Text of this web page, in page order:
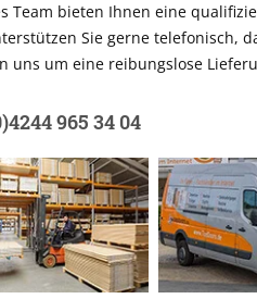
Team bieten Ihnen eine
Sie gerne telefonisch,
uns um eine reibungslose
965 34 04